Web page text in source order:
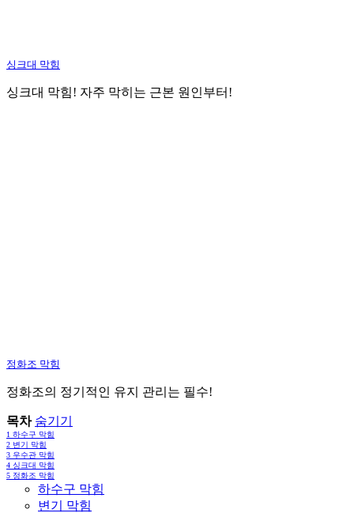
싱크대 막힘
싱크대 막힘! 자주 막히는 근본 원인부터!
정화조 막힘
정화조의 정기적인 유지 관리는 필수!
목차 숨기기
1 하수구 막힘
2 변기 막힘
3 우수관 막힘
4 싱크대 막힘
5 정화조 막힘
하수구 막힘
변기 막힘